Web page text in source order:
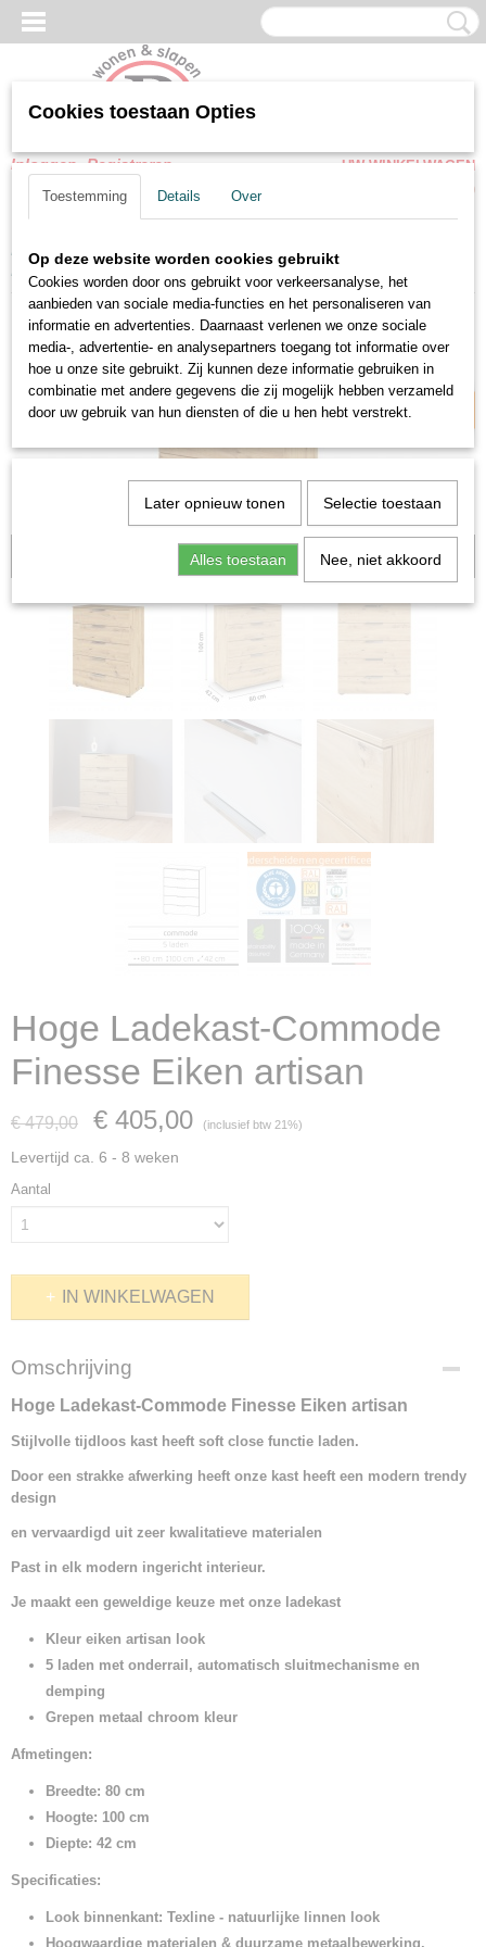
Inloggen Registreren
UW WINKELWAGEN
(0)
Home > Woonkamer meubel Kasten
Hoge Ladekast-Commode
Finesse Eiken artisan
Aanbieding
Hoogte 100 cm
Hoge Ladekast-Commode
Finesse Eiken artisan
€ 479,00 € 405,00 (inclusief btw 21%)
Levertijd ca. 6 - 8 weken
Aantal
IN WINKELWAGEN
Omschrijving
Hoge Ladekast-Commode Finesse Eiken artisan
Stijlvolle tijdloos kast heeft soft close functie laden.
Door een strakke afwerking heeft onze kast heeft een modern trendy
design
en vervaardigd uit zeer kwalitatieve materialen
Past in elk modern ingericht interieur.
Je maakt een geweldige keuze met onze ladekast
Kleur eiken artisan look
5 laden met onderrail, automatisch sluitmechanisme en
demping
Grepen metaal chroom kleur
Afmetingen:
Breedte: 80 cm
Hoogte: 100 cm
Diepte: 42 cm
Specificaties:
Look binnenkant: Texline - natuurlijke linnen look
Hoogwaardige materialen & duurzame metaalbewerking.
Cookies toestaan Opties
Toestemming Details Over
Op deze website worden cookies gebruikt
Cookies worden door ons gebruikt voor verkeersanalyse, het
aanbieden van sociale media-functies en het personaliseren van
informatie en advertenties. Daarnaast verlenen we onze sociale
media-, advertentie- en analysepartners toegang tot informatie over
hoe u onze site gebruikt. Zij kunnen deze informatie gebruiken in
combinatie met andere gegevens die zij mogelijk hebben verzameld
door uw gebruik van hun diensten of die u hen hebt verstrekt.
Later opnieuw tonen Selectie toestaan
Alles toestaan Nee, niet akkoord